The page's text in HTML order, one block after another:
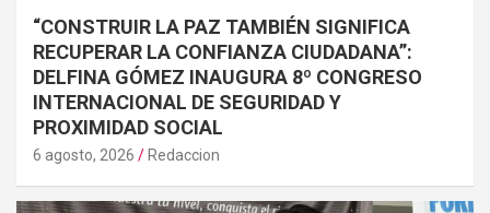
“CONSTRUIR LA PAZ TAMBIÉN SIGNIFICA
RECUPERAR LA CONFIANZA CIUDADANA”:
DELFINA GÓMEZ INAUGURA 8º CONGRESO
INTERNACIONAL DE SEGURIDAD Y
PROXIMIDAD SOCIAL
6 agosto, 2026 Redaccion